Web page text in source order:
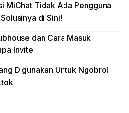
MiChat Tidak Ada Pengguna
di Sini!
dan Cara Masuk
Invite
Digunakan Untuk Ngobrol